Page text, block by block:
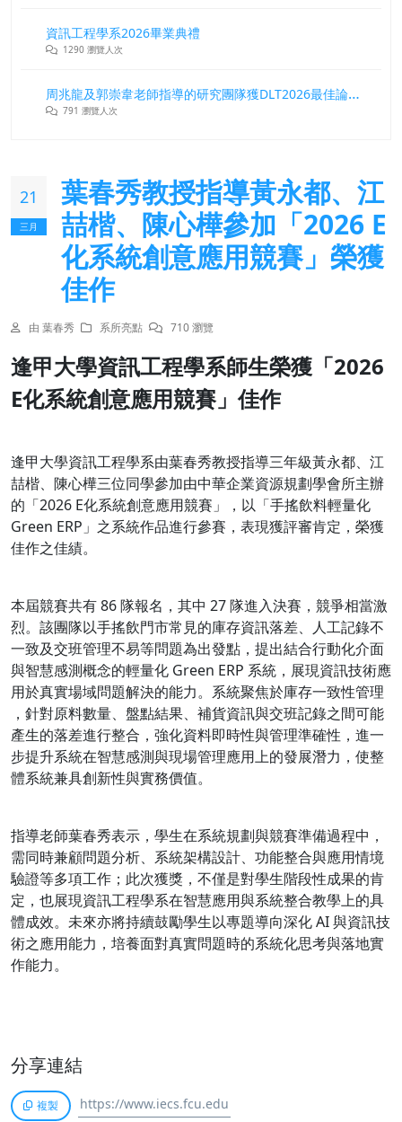
資訊工程學系2026畢業典禮
1290 瀏覽人次
周兆龍及郭崇韋老師指導的研究團隊獲DLT2026最佳論文獎
791 瀏覽人次
21
三月
葉春秀教授指導黃永都、江
喆楷、陳心樺參加「2026 E
化系統創意應用競賽」榮獲
佳作
由 葉春秀 系所亮點 710 瀏覽
逢甲大學資訊工程學系師生榮獲「2026
E化系統創意應用競賽」佳作
逢甲大學資訊工程學系由葉春秀教授指導三年級黃永都、江
喆楷、陳心樺三位同學參加由中華企業資源規劃學會所主辦
的「2026 E化系統創意應用競賽」，以「手搖飲料輕量化
Green ERP」之系統作品進行參賽，表現獲評審肯定，榮獲
佳作之佳績。
本屆競賽共有 86 隊報名，其中 27 隊進入決賽，競爭相當激
烈。該團隊以手搖飲門市常見的庫存資訊落差、人工記錄不
一致及交班管理不易等問題為出發點，提出結合行動化介面
與智慧感測概念的輕量化 Green ERP 系統，展現資訊技術應
用於真實場域問題解決的能力。系統聚焦於庫存一致性管理
，針對原料數量、盤點結果、補貨資訊與交班記錄之間可能
產生的落差進行整合，強化資料即時性與管理準確性，進一
步提升系統在智慧感測與現場管理應用上的發展潛力，使整
體系統兼具創新性與實務價值。
指導老師葉春秀表示，學生在系統規劃與競賽準備過程中，
需同時兼顧問題分析、系統架構設計、功能整合與應用情境
驗證等多項工作；此次獲獎，不僅是對學生階段性成果的肯
定，也展現資訊工程學系在智慧應用與系統整合教學上的具
體成效。未來亦將持續鼓勵學生以專題導向深化 AI 與資訊技
術之應用能力，培養面對真實問題時的系統化思考與落地實
作能力。
分享連結
複製